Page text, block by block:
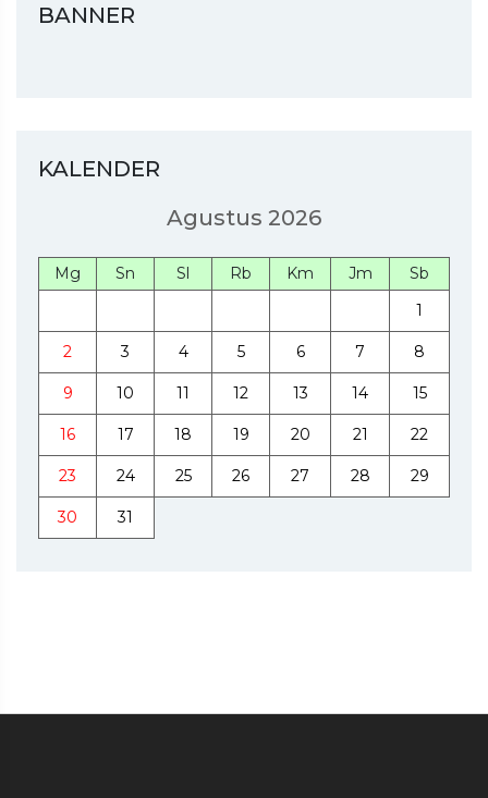
BANNER
KALENDER
Agustus 2026
Mg Sn Sl Rb Km Jm
Sb
1
2 3 4 5 6 7 8
9 10 11 12 13 14 15
16 17 18 19 20 21 22
23 24 25 26 27 28 29
30 31